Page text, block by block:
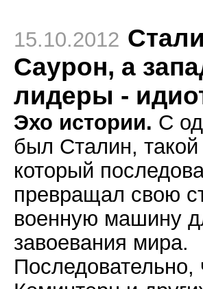
15.10.2012
Саурон, а
лидеры -
Эхо истории. С
был Сталин,
который
превращал свою
военную машину
завоевания мира.
Последовательно,